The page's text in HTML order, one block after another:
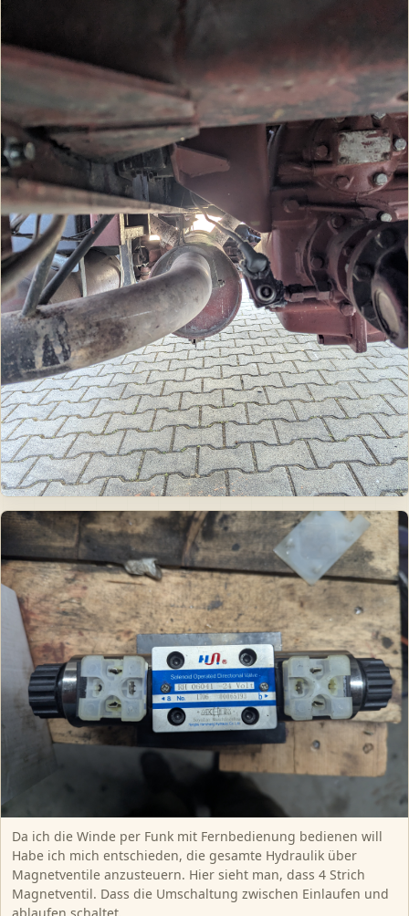
Da ich die Winde per Funk mit Fernbedienung bedienen will
Habe ich mich entschieden, die gesamte Hydraulik über
Magnetventile anzusteuern. Hier sieht man, dass 4 Strich
Magnetventil. Dass die Umschaltung zwischen Einlaufen und